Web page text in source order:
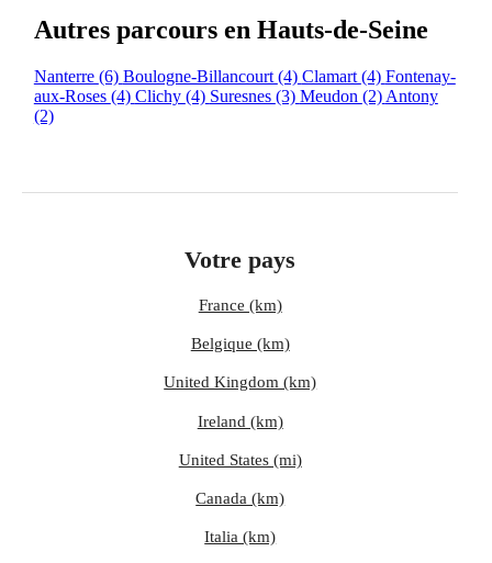
Autres parcours en Hauts-de-Seine
Nanterre (6) Boulogne-Billancourt (4) Clamart (4) Fontenay-
aux-Roses (4) Clichy (4) Suresnes (3) Meudon (2) Antony
(2)
Votre pays
France (km)
Belgique (km)
United Kingdom (km)
Ireland (km)
United States (mi)
Canada (km)
Italia (km)